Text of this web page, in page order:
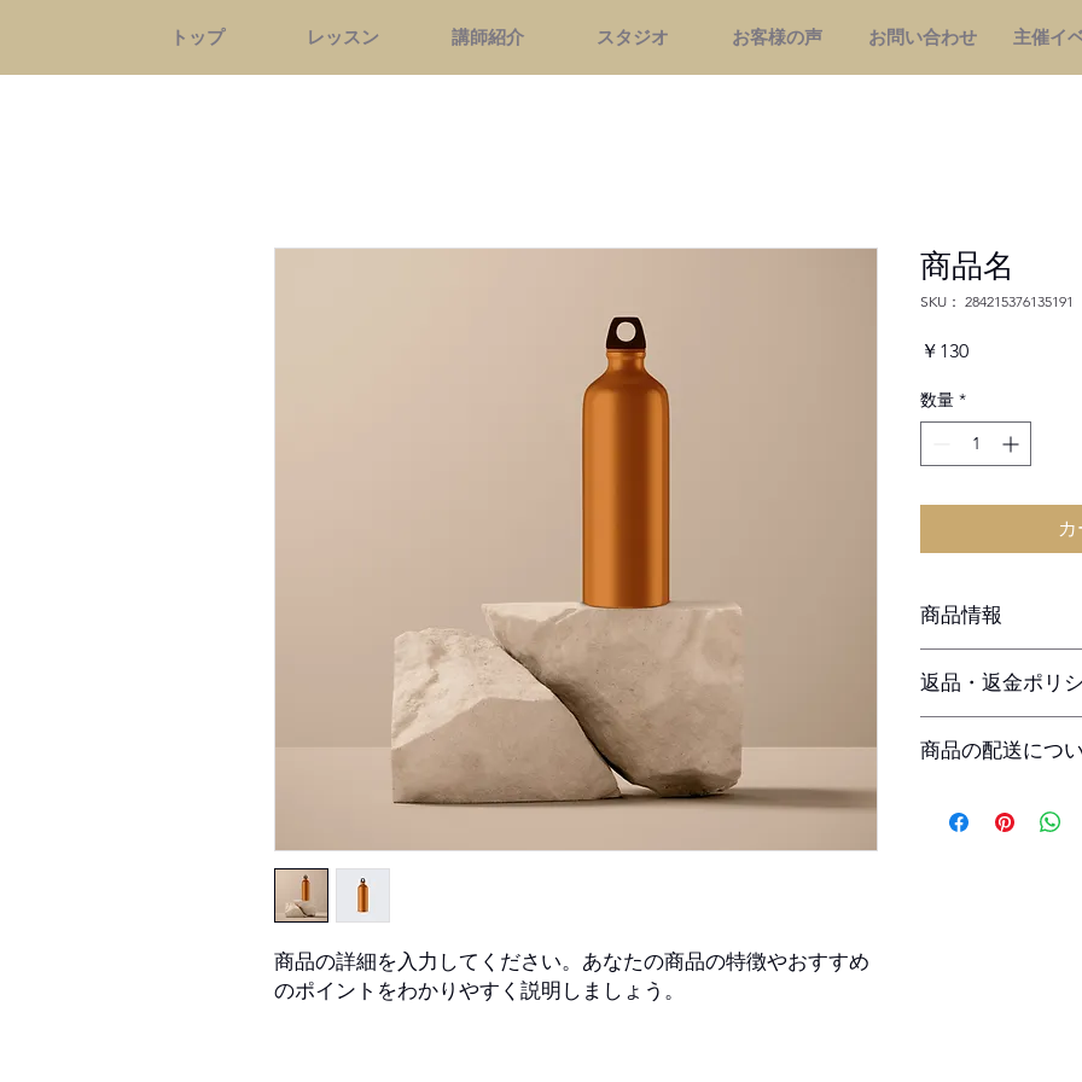
トップ レッスン 講師紹介 スタジオ お客様の声 お問い合わせ 主催イ
商品の詳細を入力してください。あなたの商品の特徴やおすすめ
のポイントをわかりやすく説明しましょう。
商品名
SKU： 284215376135191
￥130価
数量 *
商品情報
明に加え、商品の特
しましょう。
返品・返金ポリ
満足しなかった場合
だけます。
商品の配送につ
する情報を入力し